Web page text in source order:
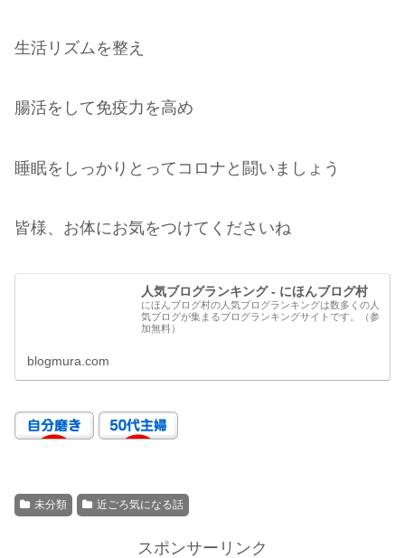
生活リズムを整え
腸活をして免疫力を高め
睡眠をしっかりとってコロナと闘いましょう
皆様、お体にお気をつけてくださいね
人気ブログランキング - にほんブログ村
にほんブログ村の人気ブログランキングは数多くの人
気ブログが集まるブログランキングサイトです。（参
加無料）
blogmura.com
未分類 近ごろ気になる話
スポンサーリンク